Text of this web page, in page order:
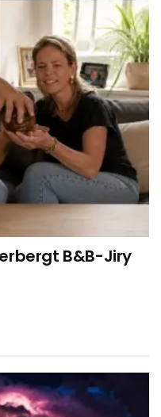
B&B-Jiry